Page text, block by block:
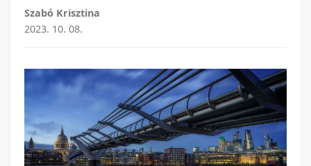
Szabó Krisztina
2023. 10. 08.